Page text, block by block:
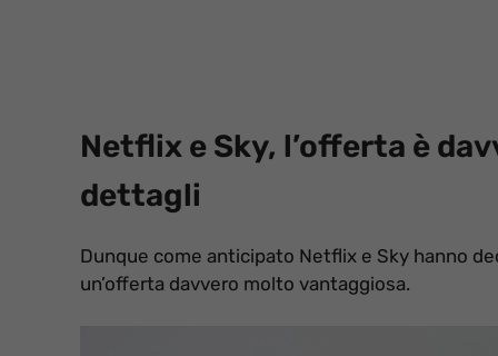
Netflix e Sky, l’offerta è
dettagli
Dunque come anticipato Netflix e Sky hanno
un’offerta davvero molto vantaggiosa.